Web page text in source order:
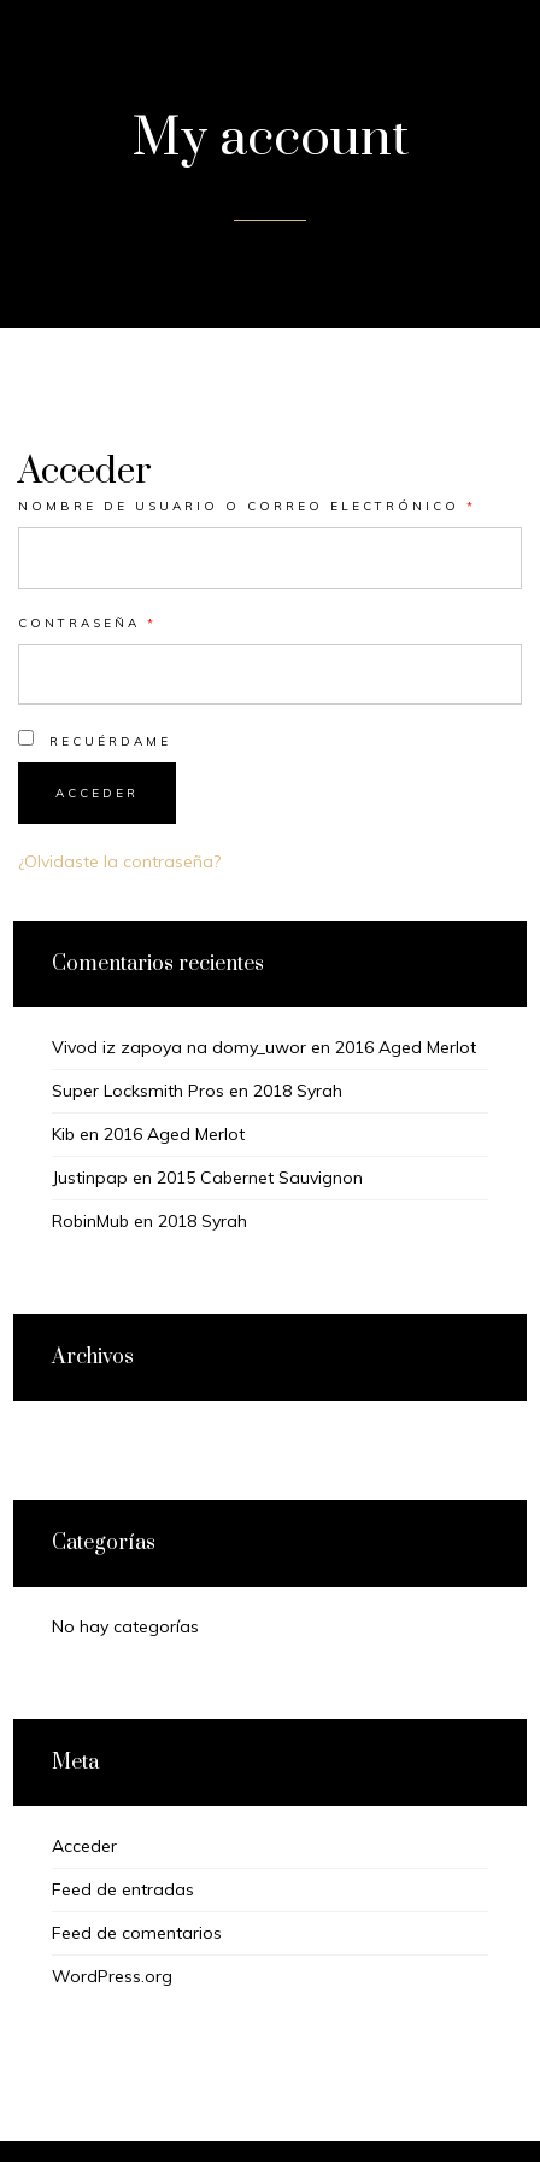
My account
Acceder
NOMBRE DE USUARIO O CORREO ELECTRÓNICO *
CONTRASEÑA *
RECUÉRDAME
ACCEDER
¿Olvidaste la contraseña?
Comentarios recientes
Vivod iz zapoya na domy_uwor en 2016 Aged Merlot
Super Locksmith Pros en 2018 Syrah
Kib en 2016 Aged Merlot
Justinpap en 2015 Cabernet Sauvignon
RobinMub en 2018 Syrah
Archivos
Categorías
No hay categorías
Meta
Acceder
Feed de entradas
Feed de comentarios
WordPress.org